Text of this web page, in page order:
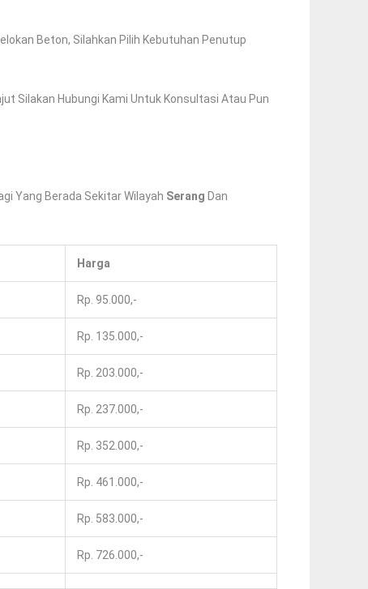
Beton, Silahkan Pilih Kebutuhan Penutup
Silakan Hubungi Kami Untuk Konsultasi Atau Pun
Yang Berada Sekitar Wilayah Serang Dan
Harga
Rp. 95.000,-
Rp. 135.000,-
Rp. 203.000,-
Rp. 237.000,-
Rp. 352.000,-
Rp. 461.000,-
Rp. 583.000,-
Rp. 726.000,-